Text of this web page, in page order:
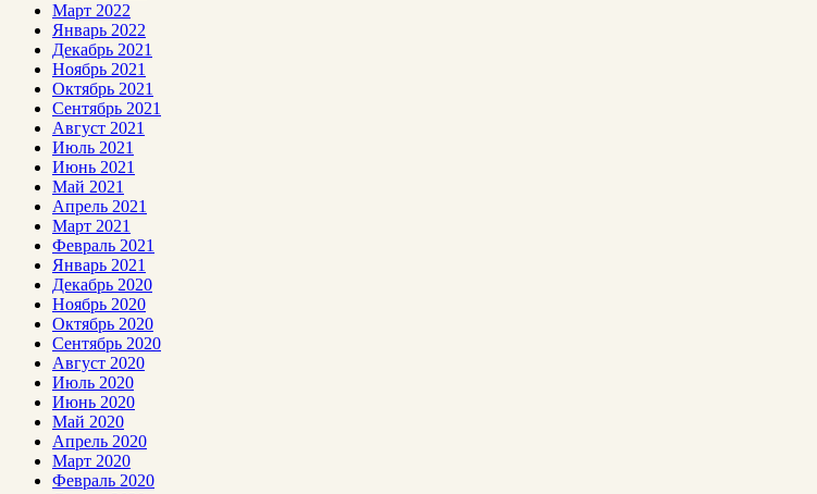
Март 2022
Январь 2022
Декабрь 2021
Ноябрь 2021
Октябрь 2021
Сентябрь 2021
Август 2021
Июль 2021
Июнь 2021
Май 2021
Апрель 2021
Март 2021
Февраль 2021
Январь 2021
Декабрь 2020
Ноябрь 2020
Октябрь 2020
Сентябрь 2020
Август 2020
Июль 2020
Июнь 2020
Май 2020
Апрель 2020
Март 2020
Февраль 2020